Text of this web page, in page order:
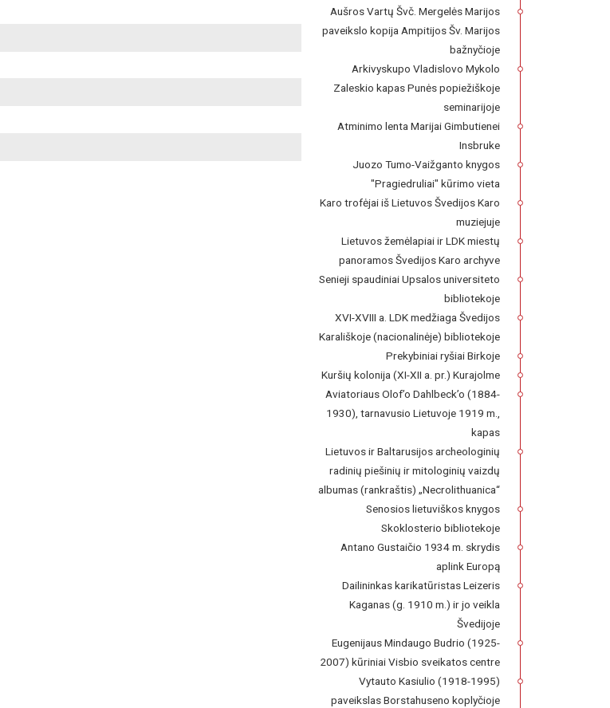
Aušros Vartų Švč. Mergelės Marijos
paveikslo kopija Ampitijos Šv. Marijos
bažnyčioje
Arkivyskupo Vladislovo Mykolo
Zaleskio kapas Punės popiežiškoje
seminarijoje
Atminimo lenta Marijai Gimbutienei
Insbruke
Juozo Tumo-Vaižganto knygos
"Pragiedruliai" kūrimo vieta
Karo trofėjai iš Lietuvos Švedijos Karo
muziejuje
Lietuvos žemėlapiai ir LDK miestų
panoramos Švedijos Karo archyve
Senieji spaudiniai Upsalos universiteto
bibliotekoje
XVI-XVIII a. LDK medžiaga Švedijos
Karališkoje (nacionalinėje) bibliotekoje
Prekybiniai ryšiai Birkoje
Kuršių kolonija (XI-XII a. pr.) Kurajolme
Aviatoriaus Olof’o Dahlbeck’o (1884-
1930), tarnavusio Lietuvoje 1919 m.,
kapas
Lietuvos ir Baltarusijos archeologinių
radinių piešinių ir mitologinių vaizdų
albumas (rankraštis) „Necrolithuanica“
Senosios lietuviškos knygos
Skoklosterio bibliotekoje
Antano Gustaičio 1934 m. skrydis
aplink Europą
Dailininkas karikatūristas Leizeris
Kaganas (g. 1910 m.) ir jo veikla
Švedijoje
Eugenijaus Mindaugo Budrio (1925-
2007) kūriniai Visbio sveikatos centre
Vytauto Kasiulio (1918-1995)
paveikslas Borstahuseno koplyčioje